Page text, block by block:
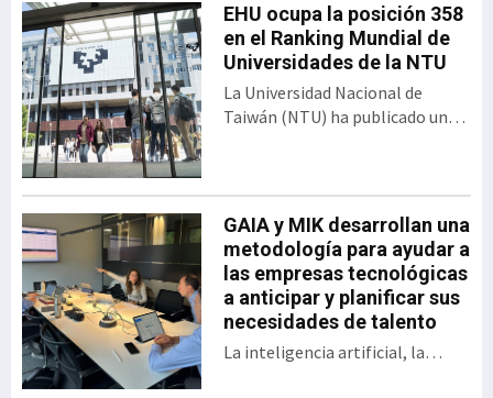
EHU ocupa la posición 358
en el Ranking Mundial de
Universidades de la NTU
La Universidad Nacional de
Taiwán (NTU) ha publicado una
Científicos para Universidades
Mundiales. En esta clasificación,
Euskal Herriko Unibertsitatea
(EHU) ocupa el puesto 358 entre
las 1.243 universidades
evaluadas, situándose además
como la sép
GAIA y MIK desarrollan una
metodología para ayudar a
las empresas tecnológicas
a anticipar y planificar sus
necesidades de talento
La inteligencia artificial, la
diez años de vida de BIND,
programa de innovación
abierta desarrollado por el
Gobierno vasco y SPRI,
bajo el formato del
tradicional Demo Day. El
encuentro presentó los 30
proyectos desarrollados
empresas, así como las
sociedades públicas
participantes en una
iniciativa que en la actual
edición se ha enfocado a
aplicaciones en ámbitos
como la energía, la